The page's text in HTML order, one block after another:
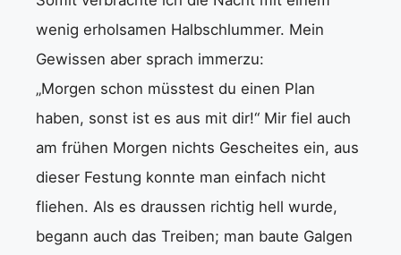
wenig erholsamen Halbschlummer. Mein
Gewissen aber sprach immerzu:
„Morgen schon müsstest du einen Plan
haben, sonst ist es aus mit dir!“ Mir fiel auch
am frühen Morgen nichts Gescheites ein, aus
dieser Festung konnte man einfach nicht
fliehen. Als es draussen richtig hell wurde,
begann auch das Treiben; man baute Galgen